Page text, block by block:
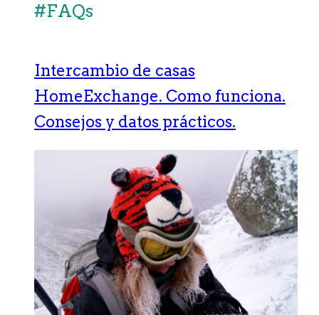
#FAQs
Intercambio de casas
HomeExchange. Como funciona.
Consejos y datos prácticos.